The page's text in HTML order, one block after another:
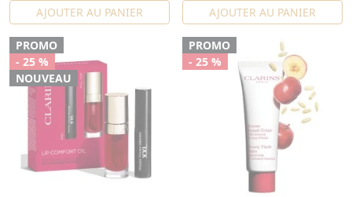
AJOUTER AU PANIER AJOUTER AU PANIER
PROMO
- 25 %
NOUVEAU
PROMO
- 25 %